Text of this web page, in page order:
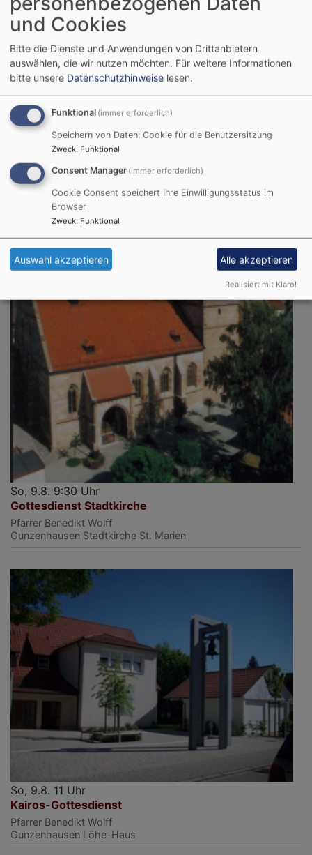
So, 9.8. 7:30 Uhr
Pfarrer Benedikt Wolff
Gunzenhausen Spitalkirche
So, 9.8. 9:30 Uhr
Gottesdienst Stadtkirche
Pfarrer Benedikt Wolff
Gunzenhausen Stadtkirche St. Marien
So, 9.8. 11 Uhr
Kairos-Gottesdienst
Pfarrer Benedikt Wolff
Gunzenhausen Löhe-Haus
und Cookies
Bitte die Dienste und Anwendungen von Drittanbietern
auswählen, die wir nutzen möchten. Für weitere Informationen
bitte unsere Datenschutzhinweise lesen.
Funktional (immer erforderlich)
Speichern von Daten: Cookie für die Benutzersitzung
Zweck: Funktional
Consent Manager (immer erforderlich)
Cookie Consent speichert Ihre Einwilligungsstatus im
Browser
Zweck: Funktional
Auswahl akzeptieren Alle akzeptieren
Realisiert mit Klaro!